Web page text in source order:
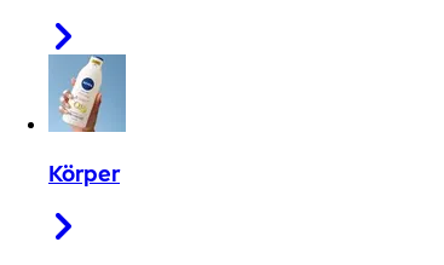
Körper